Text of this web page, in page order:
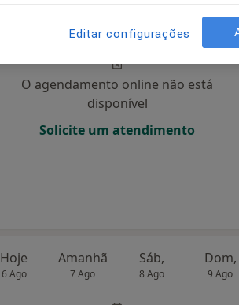
7 Ago 8 Ago
Dom,
O agendamento online não está
disponível
Solicite um atendimento
Hoje
6 Ago
Amanhã
7 Ago
Sáb,
8 Ago
Dom,
9 Ago
Editar configurações